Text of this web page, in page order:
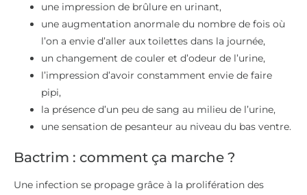
une impression de brûlure en urinant,
une augmentation anormale du nombre de fois où
l’on a envie d’aller aux toilettes dans la journée,
un changement de couler et d’odeur de l’urine,
l’impression d’avoir constamment envie de faire
pipi,
la présence d’un peu de sang au milieu de l’urine,
une sensation de pesanteur au niveau du bas ventre.
Bactrim : comment ça marche ?
Une infection se propage grâce à la prolifération des